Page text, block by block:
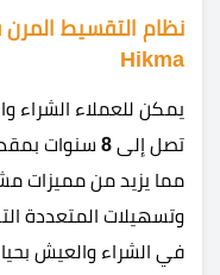
Hikma
يمكن للعملاء الشراء
تصل إلى 8 سنوات
مما يزيد من مميزات
وتسهيلات المتعددة
في الشراء والعيش